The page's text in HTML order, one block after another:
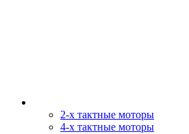
2-х тактные моторы
4-х тактные моторы